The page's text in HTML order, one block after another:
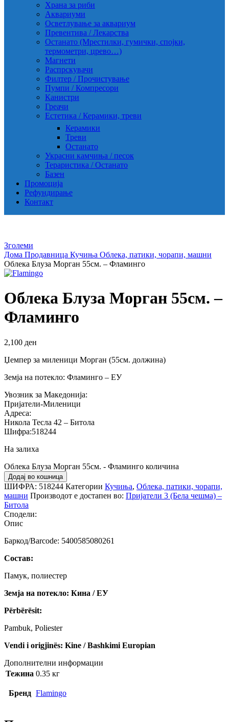
Храна за риби
Аквариуми
Осветлување за аквариум
Превентива / Лекарства
Останато (Мрестилки, гумички, спојки,
термометри, црево…)
Магнети
Распрскувачи
Филтер / Прочистување
Пумпи / Компресори
Канистри
Греачи
Естетика / Керамики, треви
Керамики
Треви
Останато
Украсни камчиња / песок
Тераристика / Останато
Базен
Промоција
Рефундирање
Контакт
Зголеми
Дома Продавница Кучиња Облека, патики, чорапи, машни
Облека Блуза Морган 55см. – Фламинго
Облека Блуза Морган 55см. –
Фламинго
2,100 ден
Џемпер за миленици Морган (55см. должина)
Земја на потекло: Фламинго – ЕУ
Увозник за Македонија:
Пријатели-Миленици
Адреса:
Никола Тесла 42 – Битола
Шифра:518244
На залиха
Облека Блуза Морган 55см. - Фламинго количина
Додај во кошница
ШИФРА: 518244 Категории Кучиња, Облека, патики, чорапи,
машни Производот е достапен во: Пријатели 3 (Бела чешма) –
Битола
Сподели:
Опис
Баркод/Barcode: 5400585080261
Состав:
Памук, полиестер
Земја на потекло: Кина / ЕУ
Përbërësit:
Pambuk, Poliester
Vendi i origjinës: Kine / Bashkimi Europian
Дополнителни информации
Тежина 0.35 кг
Бренд Flamingo